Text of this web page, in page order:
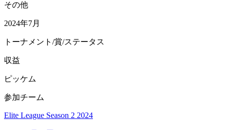
その他
2024年7月
トーナメント/賞/ステータス
収益
ピッケム
参加チーム
Elite League Season 2 2024